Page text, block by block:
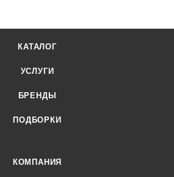
КАТАЛОГ
УСЛУГИ
БРЕНДЫ
ПОДБОРКИ
КОМПАНИЯ